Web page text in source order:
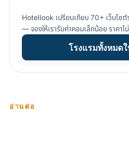
Hotellook เปรียบเทียบ 70+ เว็บไ
— จองให้เรารับค่าคอมเล็กน้อย ราคาไ
โรงแรมทั้งหมด
อ่านต่อ